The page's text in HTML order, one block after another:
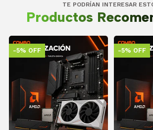
TE PODRÍAN INTERESAR
Productos
-5% OFF -5% OFF